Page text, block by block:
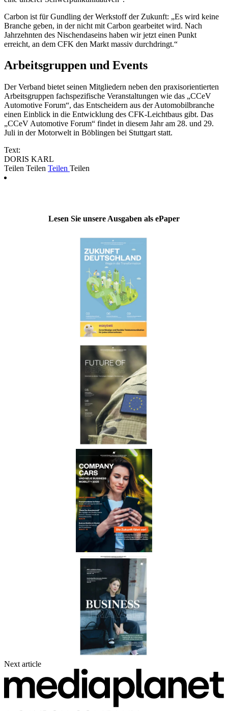
Carbon ist für Gundling der Werkstoff der Zukunft: „Es wird keine
Branche geben, in der nicht mit Carbon gearbeitet wird. Nach
Jahrzehnten des Nischendaseins haben wir jetzt einen Punkt
erreicht, an dem CFK den Markt massiv durchdringt.“
Arbeitsgruppen und Events
Der Verband bietet seinen Mitgliedern neben den praxisorientierten
Arbeitsgruppen fachspezifische Veranstaltungen wie das „CCeV
Automotive Forum“, das Entscheidern aus der Automobilbranche
einen Einblick in die Entwicklung des CFK-Leichtbaus gibt. Das
„CCeV Automotive Forum“ findet in diesem Jahr am 28. und 29.
Juli in der Motorwelt in Böblingen bei Stuttgart statt.
Text:
DORIS KARL
Teilen Teilen Teilen Teilen
Lesen Sie unsere Ausgaben als ePaper
Next article